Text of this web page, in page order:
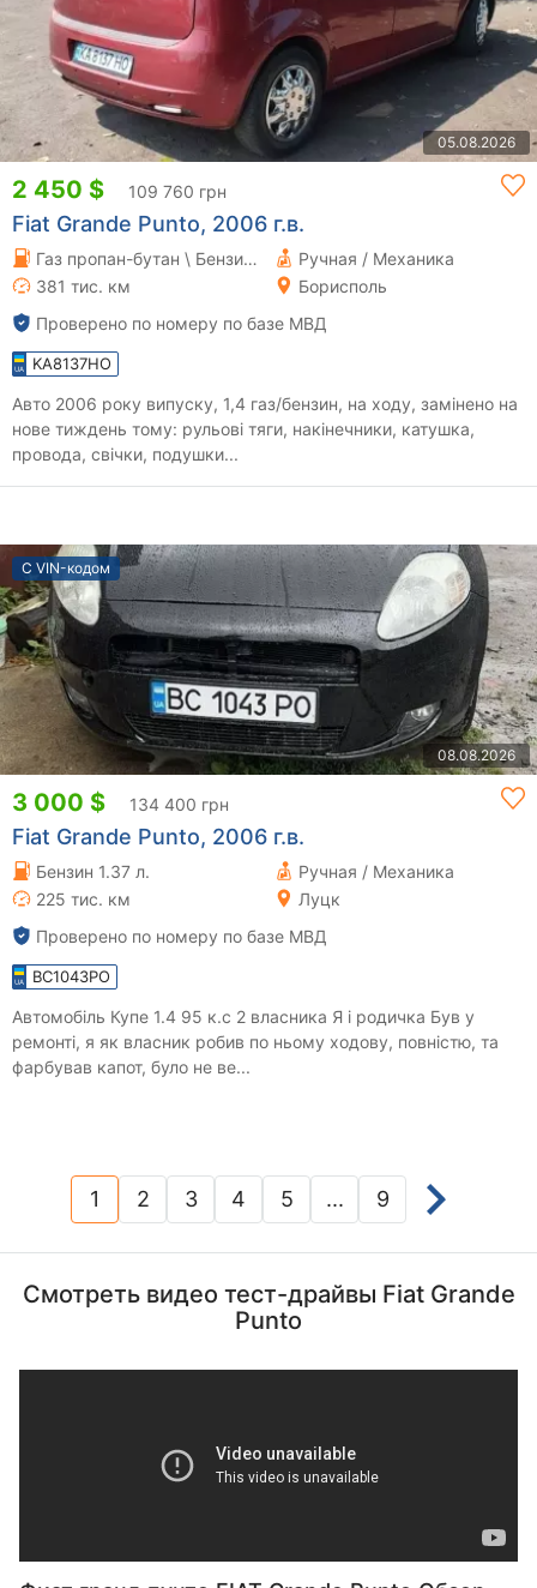
05.08.2026
2 450 $ 109 760 грн
Fiat Grande Punto, 2006 г.в.
Газ пропан-бутан \ Бензин 1.37 л.
Ручная / Механика
381 тис. км
Борисполь
Проверено по номеру по базе МВД
KA8137HO
Авто 2006 року випуску, 1,4 газ/бензин, на ходу, замінено на
нове тиждень тому: рульові тяги, накінечники, катушка,
провода, свічки, подушки...
С VIN-кодом
08.08.2026
3 000 $ 134 400 грн
Fiat Grande Punto, 2006 г.в.
Бензин 1.37 л.
Ручная / Механика
225 тис. км
Луцк
Проверено по номеру по базе МВД
BC1043PO
Автомобіль Купе 1.4 95 к.с 2 власника Я і родичка Був у
ремонті, я як власник робив по ньому ходову, повністю, та
фарбував капот, було не ве...
1(current)
2 3 4 5 ... 9
Смотреть видео тест-драйвы Fiat Grande
Punto